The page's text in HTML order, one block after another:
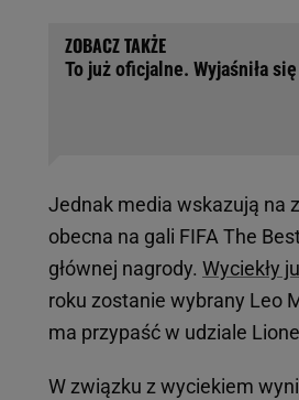
To już oficjalne. Wyjaśniła
Jednak media wskazują na
obecna na gali FIFA The
głównej nagrody. Wyciekły
roku zostanie wybrany Leo
ma przypaść w udziale
W związku z wyciekiem